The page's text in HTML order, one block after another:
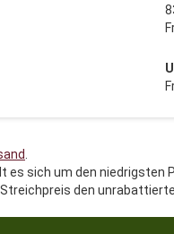
es sich um den niedrigsten
den